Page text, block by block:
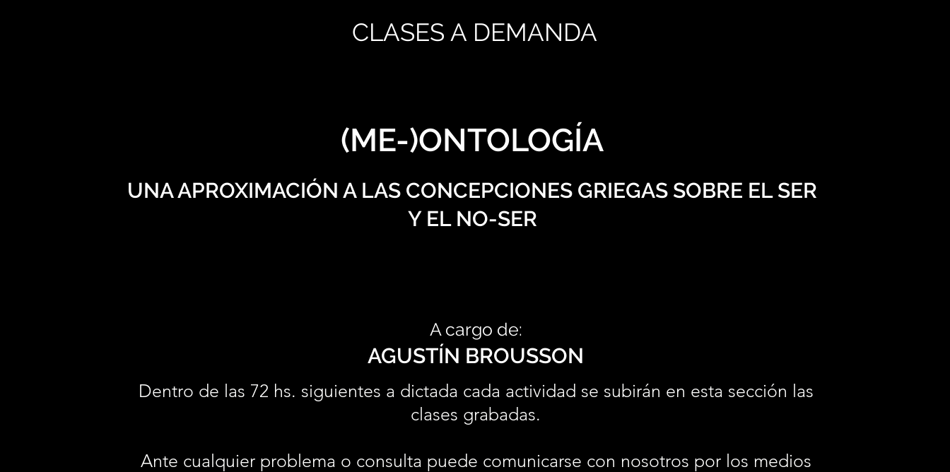
CLASES A DEMANDA
(ME-)ONTOLOGÍA
UNA APROXIMACIÓN A LAS CONCEPCIONES GRIEGAS SOBRE EL SER
Y EL NO-SER
A cargo de:
AGUSTÍN BROUSSON
Dentro de las 72 hs. siguientes a dictada cada actividad se subirán en esta sección las
clases grabadas.
Ante cualquier problema o consulta puede comunicarse con nosotros por los medios